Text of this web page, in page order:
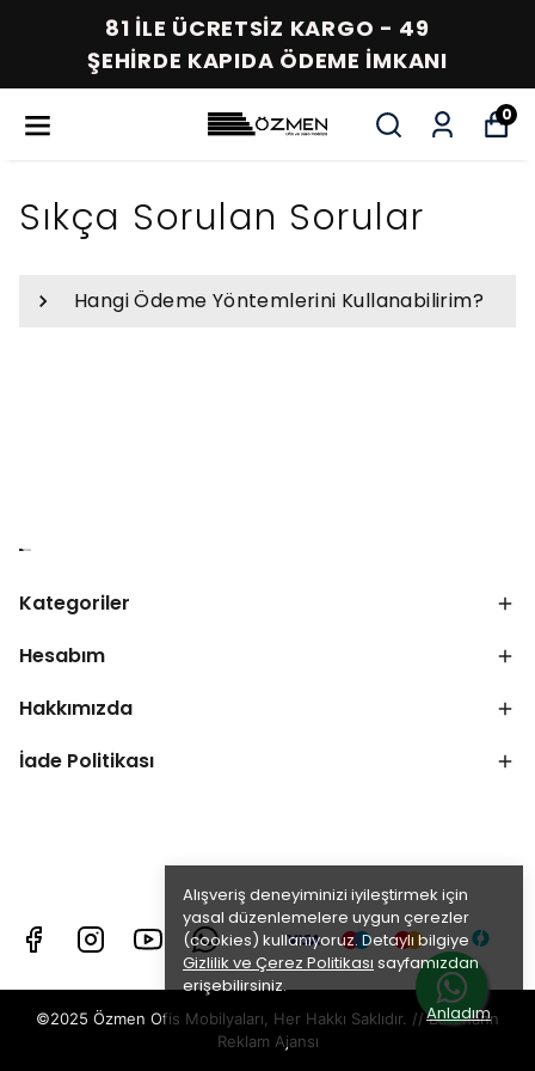
81 İLE ÜCRETSİZ KARGO - 49
ŞEHİRDE KAPIDA ÖDEME İMKANI
0
Alışveriş deneyiminizi iyileştirmek için
yasal düzenlemelere uygun çerezler
(cookies) kullanıyoruz. Detaylı bilgiye
Gizlilik ve Çerez Politikası sayfamızdan
erişebilirsiniz.
Anladım
Sıkça Sorulan Sorular
Hangi Ödeme Yöntemlerini Kullanabilirim?
Kategoriler
Hesabım
Hakkımızda
İade Politikası
©2025 Özmen Ofis Mobilyaları, Her Hakkı Saklıdır. //Batuhann
Reklam Ajansı